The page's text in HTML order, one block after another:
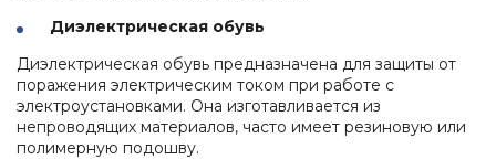
Диэлектрическая обувь
Диэлектрическая обувь предназначена для защиты от
поражения электрическим током при работе с
электроустановками. Она изготавливается из
непроводящих материалов, часто имеет резиновую или
полимерную подошву.